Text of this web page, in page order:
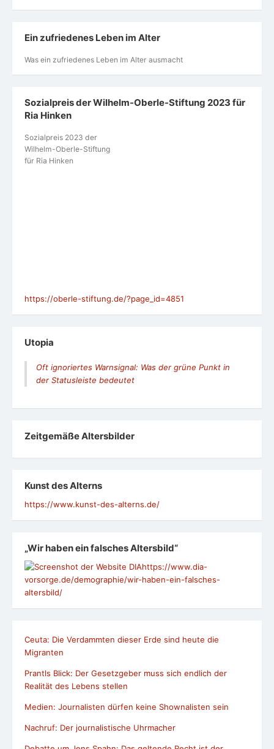
Ein zufriedenes Leben im Alter
Was ein zufriedenes Leben im Alter ausmacht
Sozialpreis der Wilhelm-Oberle-Stiftung 2023 für
Ria Hinken
Sozialpreis 2023 der
Wilhelm-Oberle-Stiftung
für Ria Hinken
https://oberle-stiftung.de/?page_id=4851
Utopia
Oft ignoriertes Warnsignal: Was der grüne Punkt in
der Statusleiste bedeutet
Zeit­ge­mäße Alters­bil­der
Kunst des Alterns
https://www.kunst-des-alterns.de/
„Wir haben ein falsches Altersbild“
https://www.dia-
vorsorge.de/demographie/wir-haben-ein-falsches-
altersbild/
Ceuta: Die Verdammten dieser Erde sind heute die
Migranten
Prantls Blick: Der Gesetzgeber muss sich endlich der
Realität des Lebens stellen
Medien: Journalisten dürfen keine Shownalisten sein
Nachruf: Der journalistische Uhrmacher